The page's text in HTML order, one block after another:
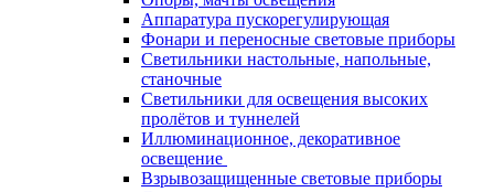
Аппаратура пускорегулирующая
Фонари и переносные световые приборы
Светильники настольные, напольные,
станочные
Светильники для освещения высоких
пролётов и туннелей
Иллюминационное, декоративное
освещение
Взрывозащищенные световые приборы